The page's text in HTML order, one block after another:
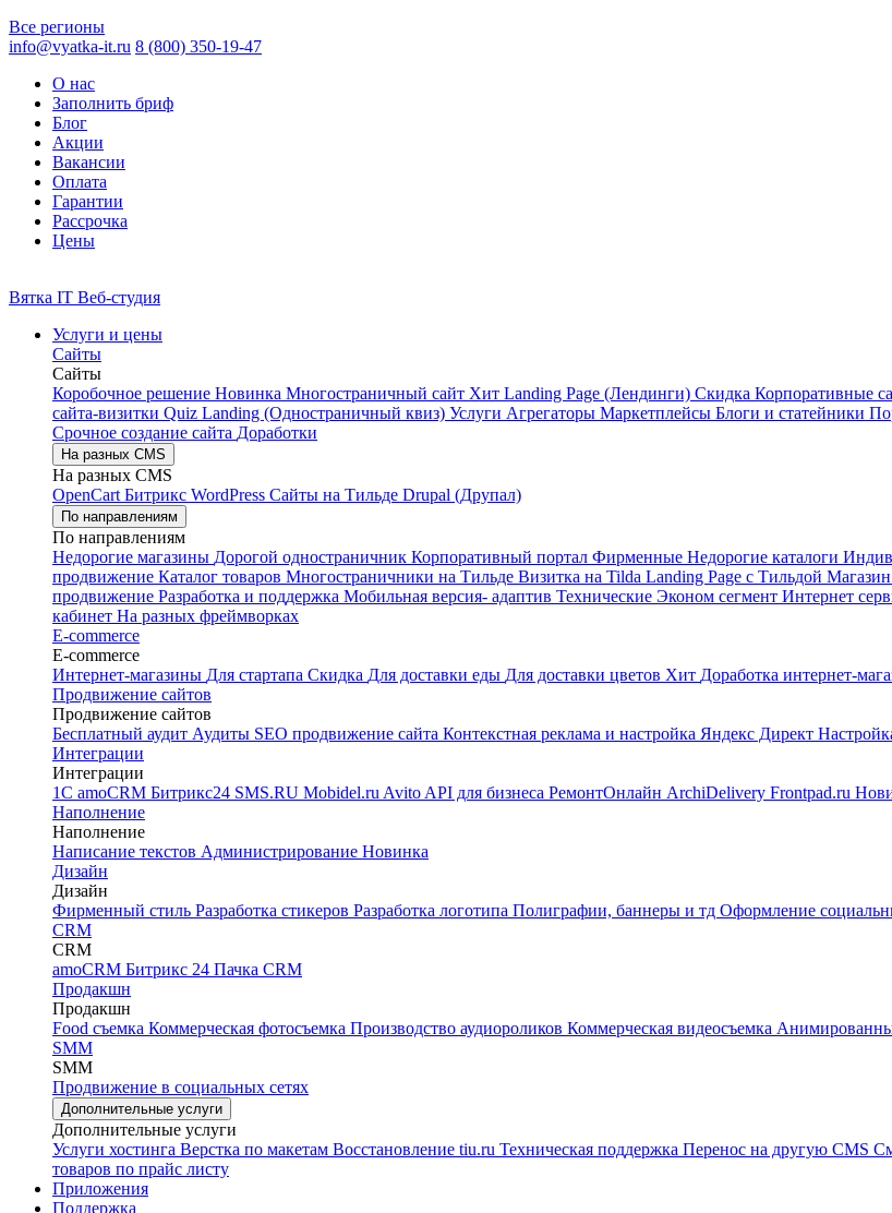
Все регионы
info@vyatka-it.ru 8 (800) 350-19-47
О нас
Заполнить бриф
Блог
Акции
Вакансии
Оплата
Гарантии
Рассрочка
Цены
Вятка IT Веб-студия
Услуги и цены
Сайты
Сайты
Коробочное решение Новинка Многостраничный сайт Хит Landing Page (Лендинги) Скидка Корпоративные
сайта-визитки Quiz Landing (Одностраничный квиз) Услуги Агрегаторы Маркетплейсы Блоги и статейники
Срочное создание сайта Доработки
На разных CMS
На разных CMS
OpenCart Битрикс WordPress Сайты на Тильде Drupal (Друпал)
По направлениям
По направлениям
Недорогие магазины Дорогой одностраничник Корпоративный портал Фирменные Недорогие каталоги
продвижение Каталог товаров Многостраничники на Тильде Визитка на Tilda Landing Page с Тильдой
продвижение Разработка и поддержка Мобильная версия- адаптив Технические Эконом сегмент Интернет
кабинет На разных фреймворках
E-commerce
E-commerce
Интернет-магазины Для стартапа Скидка Для доставки еды Для доставки цветов Хит Доработка интернет-
Продвижение сайтов
Продвижение сайтов
Бесплатный аудит Аудиты SEO продвижение сайта Контекстная реклама и настройка Яндекс Директ
Интеграции
Интеграции
1С amoCRM Битрикс24 SMS.RU Mobidel.ru Avito API для бизнеса РемонтОнлайн ArchiDelivery Frontpad.ru
Наполнение
Наполнение
Написание текстов Администрирование Новинка
Дизайн
Дизайн
Фирменный стиль Разработка стикеров Разработка логотипа Полиграфии, баннеры и тд Оформление
CRM
CRM
amoCRM Битрикс 24 Пачка CRM
Продакшн
Продакшн
Food съемка Коммерческая фотосъемка Производство аудиороликов Коммерческая видеосъемка
SMM
SMM
Продвижение в социальных сетях
Дополнительные услуги
Дополнительные услуги
Услуги хостинга Верстка по макетам Восстановление tiu.ru Техническая поддержка Перенос на другую CMS
товаров по прайс листу
Приложения
Поддержка